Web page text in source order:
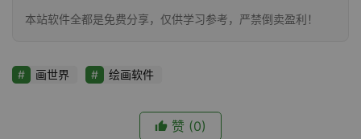
本站软件全都是免费分享，仅供学习参考，严禁倒卖盈利！
画世界 绘画软件
赞 (0)